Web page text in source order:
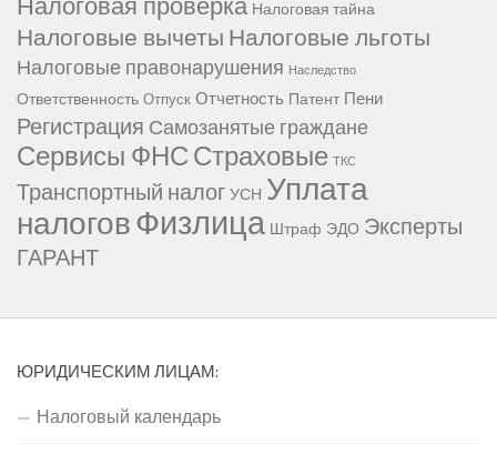
Налоговая тайна
Налоговые вычетыНалоговые льготы
Налоговые правонарушения Наследство
Ответственность Отпуск Отчетность Патент Пени
Регистрация Самозанятые граждане
Сервисы ФНССтраховые ТКС
Транспортный налогУСН Уплата
налоговФизлица Штраф ЭДО Эксперты
ГАРАНТ
ЮРИДИЧЕСКИМ ЛИЦАМ:
Налоговый календарь